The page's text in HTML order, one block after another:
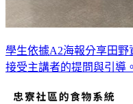
學生依據A2海報分享田野
接受主講者的提問與引導